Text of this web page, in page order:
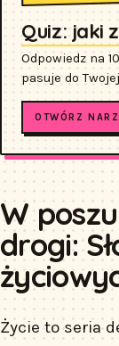
Quiz: jaki
Odpowiedz na
pasuje do
OTWÓRZ
W
drogi:
Życie to seria